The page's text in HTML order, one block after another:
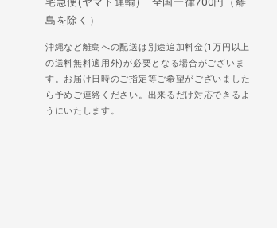
島を除く）
沖縄など離島への配送は別途追加料金(1万円以上
の送料無料適用外)が必要となる場合がございま
す。お届け日時のご指定等ご希望がございました
ら予めご連絡ください。出来るだけ対応できるよ
うにいたします。